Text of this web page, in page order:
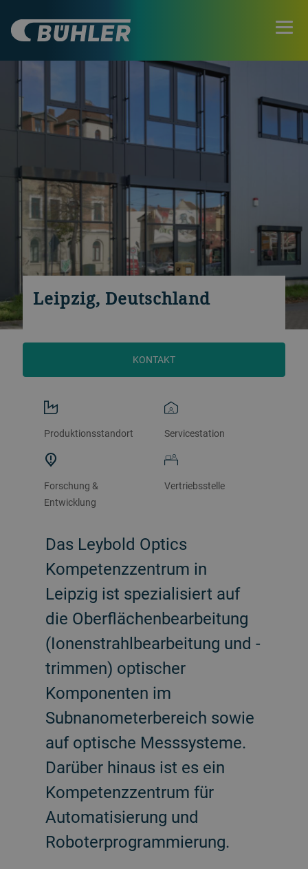
Leipzig, Deutschland
KONTAKT
Produktionsstandort Servicestation
Forschung &
Entwicklung
Vertriebsstelle
Das Leybold Optics
Kompetenzzentrum in
Leipzig ist spezialisiert auf
die Oberflächenbearbeitung
(Ionenstrahlbearbeitung und -
trimmen) optischer
Komponenten im
Subnanometerbereich sowie
auf optische Messsysteme.
Darüber hinaus ist es ein
Kompetenzzentrum für
Automatisierung und
Roboterprogrammierung.